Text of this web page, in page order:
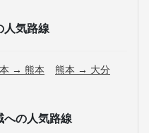
人気路線
→ 熊本
熊本 → 大分
への人気路線